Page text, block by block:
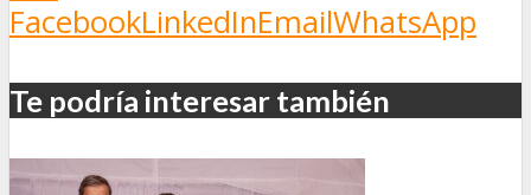
FacebookLinkedInEmailWhatsApp
Te podría interesar también